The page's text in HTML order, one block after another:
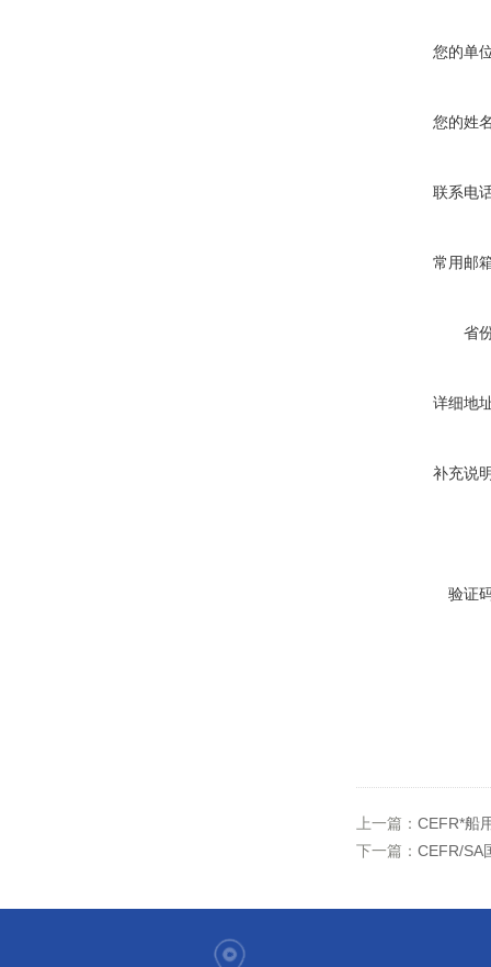
您的单
您的姓
联系电
常用邮
省
详细地
补充说
验证
上一篇： CEFR*船
下一篇： CEFR/SA